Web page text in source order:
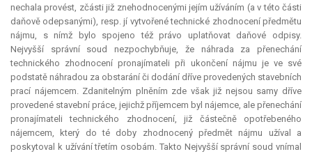
nechala provést, zčásti již znehodnocenými jejím užíváním (a v této části
daňově odepsanými), resp. jí vytvořené technické zhodnocení předmětu
nájmu, s nímž bylo spojeno též právo uplatňovat daňové odpisy.
Nejvyšší správní soud nezpochybňuje, že náhrada za přenechání
technického zhodnocení pronajímateli při ukončení nájmu je ve své
podstatě náhradou za obstarání či dodání dříve provedených stavebních
prací nájemcem. Zdanitelným plněním zde však již nejsou samy dříve
provedené stavební práce, jejichž příjemcem byl nájemce, ale přenechání
pronajímateli technického zhodnocení, již částečně opotřebeného
nájemcem, který do té doby zhodnocený předmět nájmu užíval a
poskytoval k užívání třetím osobám. Takto Nejvyšší správní soud vnímal